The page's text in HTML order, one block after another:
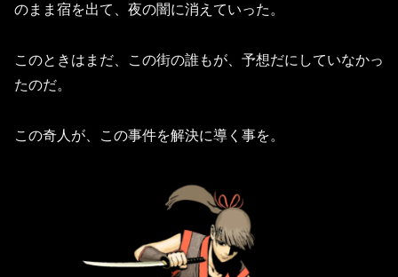
のまま宿を出て、夜の闇に消えていった。
このときはまだ、この街の誰もが、予想だにしていなかっ
たのだ。
この奇人が、この事件を解決に導く事を。